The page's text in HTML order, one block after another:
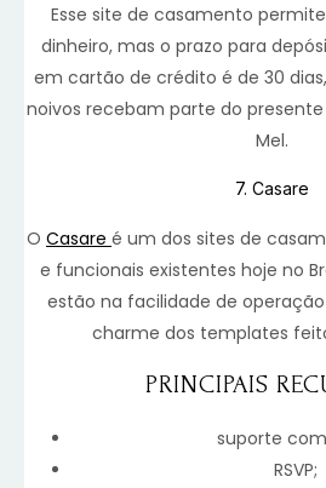
Esse site de casamento
dinheiro, mas o prazo para
em cartão de crédito é de 30
noivos recebam parte do
Mel.
7. Casare
O Casare é um dos sites de
e funcionais existentes hoje no
estão na facilidade de
charme dos templates
PRINCIPAIS
suporte
RSVP;